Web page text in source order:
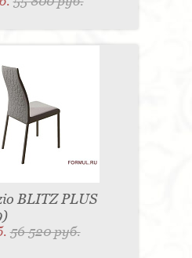
BLITZ PLUS
56 520 руб.